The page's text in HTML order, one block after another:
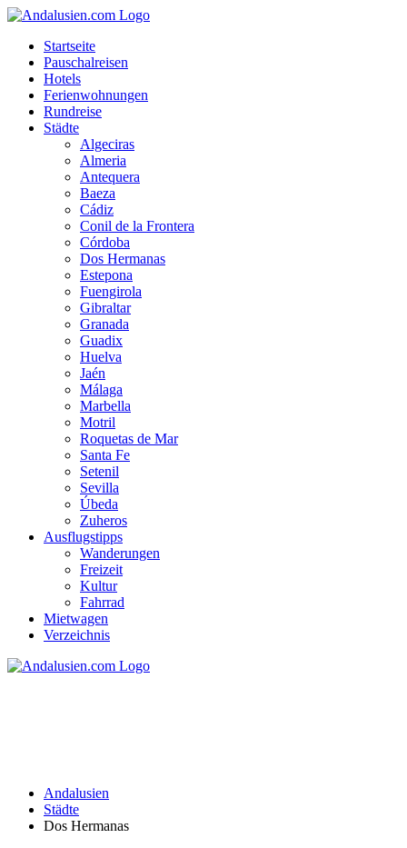
Startseite
Pauschalreisen
Hotels
Ferienwohnungen
Rundreise
Städte
Algeciras
Almeria
Antequera
Baeza
Cádiz
Conil de la Frontera
Córdoba
Dos Hermanas
Estepona
Fuengirola
Gibraltar
Granada
Guadix
Huelva
Jaén
Málaga
Marbella
Motril
Roquetas de Mar
Santa Fe
Setenil
Sevilla
Úbeda
Zuheros
Ausflugstipps
Wanderungen
Freizeit
Kultur
Fahrrad
Mietwagen
Verzeichnis
Andalusien
Städte
Dos Hermanas